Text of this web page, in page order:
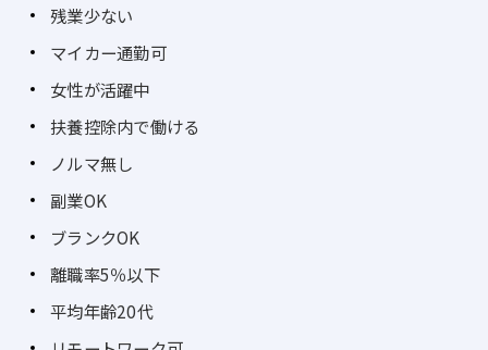
残業少ない
マイカー通勤可
女性が活躍中
扶養控除内で働ける
ノルマ無し
副業OK
ブランクOK
離職率5％以下
平均年齢20代